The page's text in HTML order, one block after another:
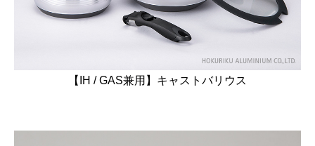
【IH / GAS兼用】キャストバリウス